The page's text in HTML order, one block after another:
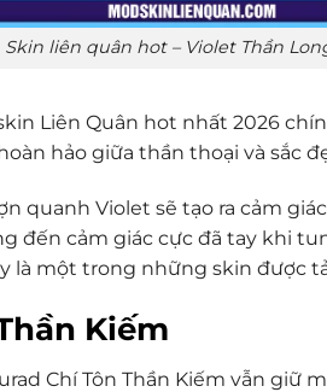
Skin liên quân hot – Violet Thần
Liên Quân hot nhất 2026
hảo giữa thần thoại và sắc
quanh Violet sẽ tạo ra cảm
đến cảm giác cực đã tay khi
là một trong những skin được
Kiếm
Chí Tôn Thần Kiếm vẫn giữ